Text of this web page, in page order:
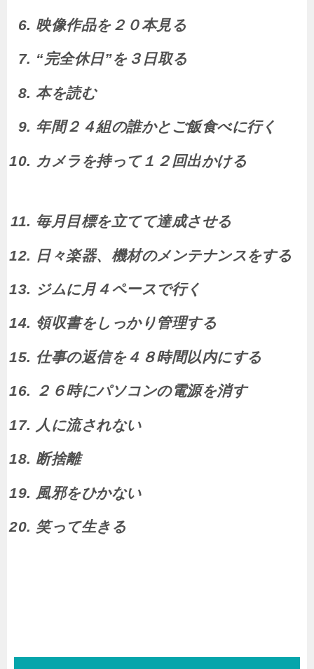
映像作品を２０本見る
“完全休日”を３日取る
本を読む
年間２４組の誰かとご飯食べに行く
カメラを持って１２回出かける
毎月目標を立てて達成させる
日々楽器、機材のメンテナンスをする
ジムに月４ペースで行く
領収書をしっかり管理する
仕事の返信を４８時間以内にする
２６時にパソコンの電源を消す
人に流されない
断捨離
風邪をひかない
笑って生きる